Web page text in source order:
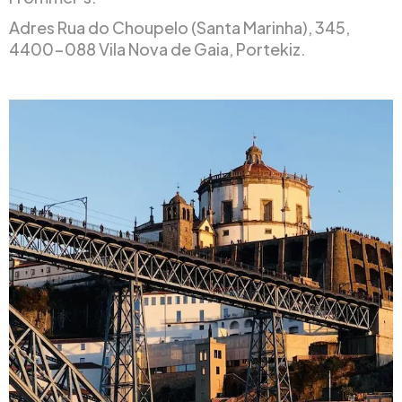
Adres Rua do Choupelo (Santa Marinha), 345,
4400-088 Vila Nova de Gaia, Portekiz.